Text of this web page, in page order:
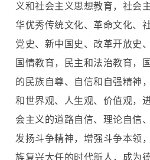
义和社会主义思想教育，社会
华优秀传统文化、革命文化、
党史、新中国史、改革开放史
国情教育，民主和法治教育，
的民族自尊、自信和自强精神
和世界观、人生观、价值观，
会主义的道路自信、理论自信
发扬斗争精神，增强斗争本领
族复兴大任的时代新人，成为